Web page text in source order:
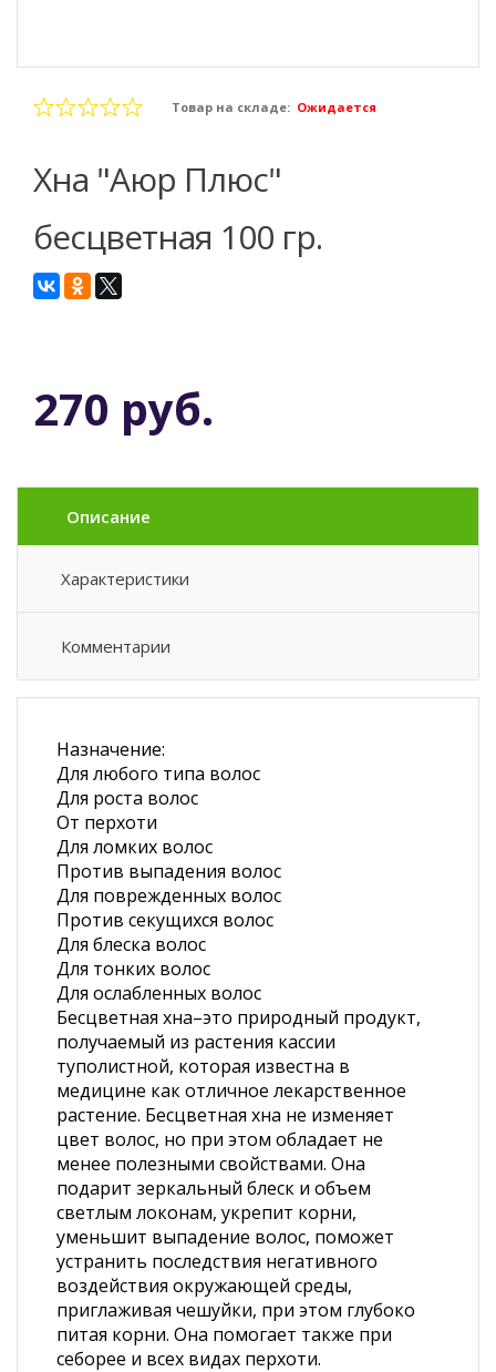
Товар на складе: Ожидается
Хна "Аюр Плюс"
бесцветная 100 гр.
270 руб.
Описание
Характеристики
Комментарии
Назначение:
Для любого типа волос
Для роста волос
От перхоти
Для ломких волос
Против выпадения волос
Для поврежденных волос
Против секущихся волос
Для блеска волос
Для тонких волос
Для ослабленных волос
Бесцветная хна–это природный продукт,
получаемый из растения кассии
туполистной, которая известна в
медицине как отличное лекарственное
растение. Бесцветная хна не изменяет
цвет волос, но при этом обладает не
менее полезными свойствами. Она
подарит зеркальный блеск и объем
светлым локонам, укрепит корни,
уменьшит выпадение волос, поможет
устранить последствия негативного
воздействия окружающей среды,
приглаживая чешуйки, при этом глубоко
питая корни. Она помогает также при
себорее и всех видах перхоти.